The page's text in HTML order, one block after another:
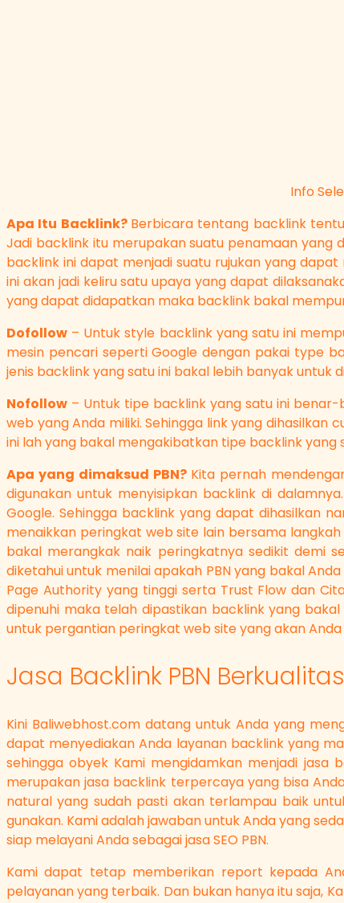
Info
Apa Itu Backlink? Berbicara tentang backlink
Jadi backlink itu merupakan suatu penamaan yang
backlink ini dapat menjadi suatu rujukan yang
ini akan jadi keliru satu upaya yang dapat
yang dapat didapatkan maka backlink bakal
Dofollow – Untuk style backlink yang satu ini
mesin pencari seperti Google dengan pakai type
jenis backlink yang satu ini bakal lebih banyak
Nofollow – Untuk tipe backlink yang satu ini
web yang Anda miliki. Sehingga link yang
ini lah yang bakal mengakibatkan tipe backlink yang
Apa yang dimaksud PBN? Kita pernah
digunakan untuk menyisipkan backlink di
Google. Sehingga backlink yang dapat dihasilkan
menaikkan peringkat web site lain bersama
bakal merangkak naik peringkatnya sedikit demi
diketahui untuk menilai apakah PBN yang bakal
Page Authority yang tinggi serta Trust Flow dan
dipenuhi maka telah dipastikan backlink yang
untuk pergantian peringkat web site yang akan Anda
Jasa Backlink PBN
Kini Baliwebhost.com datang untuk Anda yang
dapat menyediakan Anda layanan backlink yang
sehingga obyek Kami mengidamkan menjadi jasa
merupakan jasa backlink terpercaya yang bisa
natural yang sudah pasti akan terlampau baik
gunakan. Kami adalah jawaban untuk Anda yang
siap melayani Anda sebagai jasa SEO PBN.
Kami dapat tetap memberikan report kepada
pelayanan yang terbaik. Dan bukan hanya itu saja,